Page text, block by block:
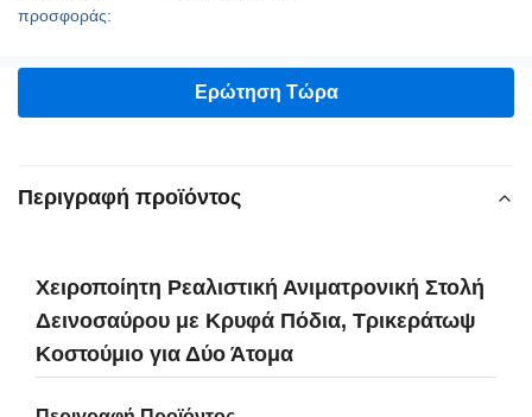
προσφοράς:
Ερώτηση Τώρα
Περιγραφή προϊόντος
Χειροποίητη Ρεαλιστική Ανιματρονική Στολή
Δεινοσαύρου με Κρυφά Πόδια, Τρικεράτωψ
Κοστούμιο για Δύο Άτομα